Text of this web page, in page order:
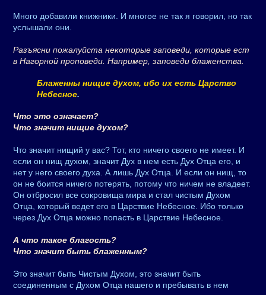
Много добавили книжники. И многое не так я говорил, но так
услышали они.
Разъясни пожалуйста некоторые заповеди, которые ест
в Нагорной проповеди. Например, заповеди блаженства.
Блаженны нищие духом, ибо их есть Царство
Небесное.
Что это означает?
Что значит нищие духом?
Что значит нищий у вас? Тот, кто ничего своего не имеет. И
если он нищ духом, значит Дух в нем есть Дух Отца его, и
нет у него своего духа. А лишь Дух Отца. И если он нищ, то
он не боится ничего потерять, потому что ничем не владеет.
Он отбросил все сокровища мира и стал чистым Духом
Отца, который ведет его в Царствие Небесное. Ибо только
через Дух Отца можно попасть в Царствие Небесное.
А что такое благость?
Что значит быть блаженным?
Это значит быть Чистым Духом, это значит быть
соединенным с Духом Отца нашего и пребывать в нем